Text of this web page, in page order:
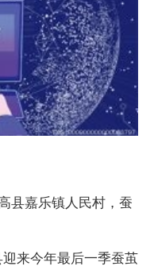
县嘉乐镇人民村，蚕
来今年最后一季蚕茧